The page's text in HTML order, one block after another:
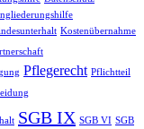
Kostenübernahme
Pflegerecht Pflichtteil
SGB IX SGB VI SGB